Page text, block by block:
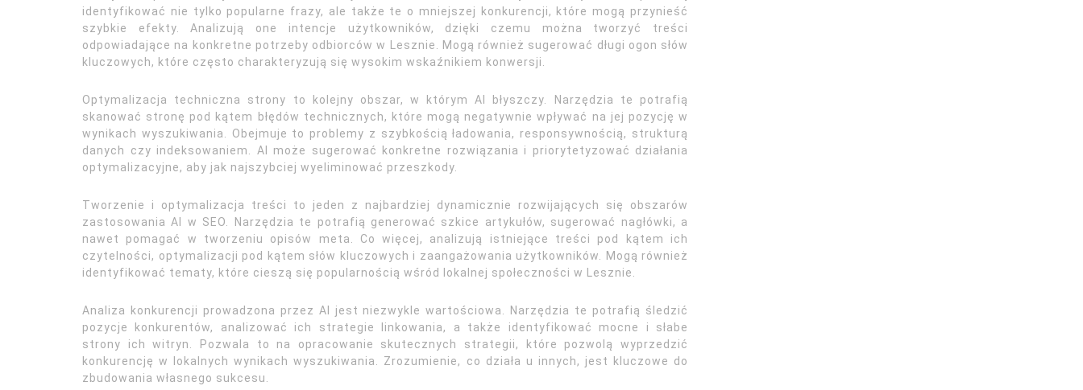
identyfikować nie tylko popularne frazy, ale także te o mniejszej konkurencji, które mogą przynieść
szybkie efekty. Analizują one intencje użytkowników, dzięki czemu można tworzyć treści
odpowiadające na konkretne potrzeby odbiorców w Lesznie. Mogą również sugerować długi ogon słów
kluczowych, które często charakteryzują się wysokim wskaźnikiem konwersji.
Optymalizacja techniczna strony to kolejny obszar, w którym AI błyszczy. Narzędzia te potrafią
skanować stronę pod kątem błędów technicznych, które mogą negatywnie wpływać na jej pozycję w
wynikach wyszukiwania. Obejmuje to problemy z szybkością ładowania, responsywnością, strukturą
danych czy indeksowaniem. AI może sugerować konkretne rozwiązania i priorytetyzować działania
optymalizacyjne, aby jak najszybciej wyeliminować przeszkody.
Tworzenie i optymalizacja treści to jeden z najbardziej dynamicznie rozwijających się obszarów
zastosowania AI w SEO. Narzędzia te potrafią generować szkice artykułów, sugerować nagłówki, a
nawet pomagać w tworzeniu opisów meta. Co więcej, analizują istniejące treści pod kątem ich
czytelności, optymalizacji pod kątem słów kluczowych i zaangażowania użytkowników. Mogą również
identyfikować tematy, które cieszą się popularnością wśród lokalnej społeczności w Lesznie.
Analiza konkurencji prowadzona przez AI jest niezwykle wartościowa. Narzędzia te potrafią śledzić
pozycje konkurentów, analizować ich strategie linkowania, a także identyfikować mocne i słabe
strony ich witryn. Pozwala to na opracowanie skutecznych strategii, które pozwolą wyprzedzić
konkurencję w lokalnych wynikach wyszukiwania. Zrozumienie, co działa u innych, jest kluczowe do
zbudowania własnego sukcesu.